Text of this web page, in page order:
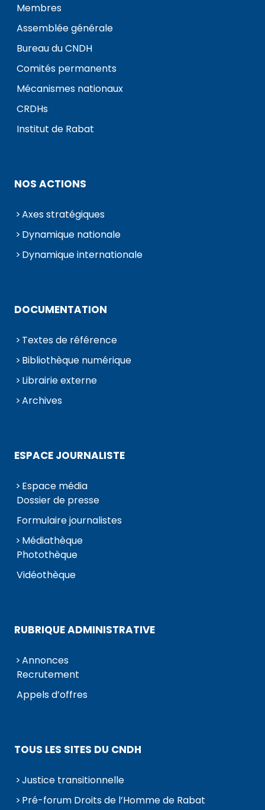
Membres
Assemblée générale
Bureau du CNDH
Comités permanents
Mécanismes nationaux
CRDHs
Institut de Rabat
NOS ACTIONS
Axes stratégiques
Dynamique nationale
Dynamique internationale
DOCUMENTATION
Textes de référence
Bibliothèque numérique
Librairie externe
Archives
ESPACE JOURNALISTE
Espace média
Dossier de presse
Formulaire journalistes
Médiathèque
Photothèque
Vidéothèque
RUBRIQUE ADMINISTRATIVE
Annonces
Recrutement
Appels d’offres
TOUS LES SITES DU CNDH
Justice transitionnelle
Pré-forum Droits de l’Homme de Rabat